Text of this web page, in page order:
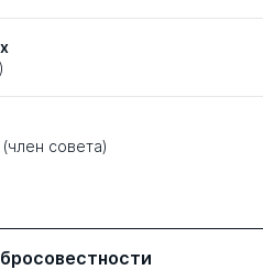
(член совета)